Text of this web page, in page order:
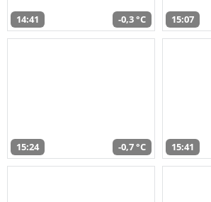
14:41 -0,3 °C 15:07
15:24 -0,7 °C 15:41